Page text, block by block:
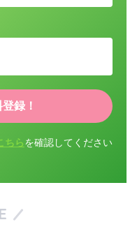
ちらを確認してください